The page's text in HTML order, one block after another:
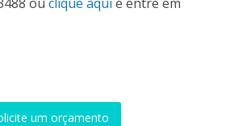
um orçamento